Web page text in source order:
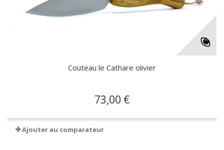
Couteau le Cathare olivier
73,00 €
Ajouter au comparateur